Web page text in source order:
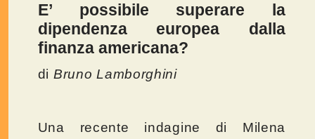
E’ possibile superare la
dipendenza europea dalla
finanza americana?
di Bruno Lamborghini
Una recente indagine di Milena